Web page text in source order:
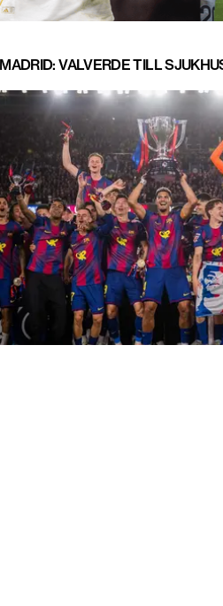
VALVERDE TILL